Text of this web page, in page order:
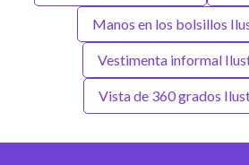
Manos en los bolsillos
Vestimenta informal
Vista de 360 grados